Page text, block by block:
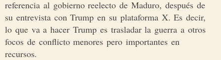
referencia al gobierno reelecto de Maduro, después de
su entrevista con Trump en su plataforma X. Es decir,
lo que va a hacer Trump es trasladar la guerra a otros
focos de conflicto menores pero importantes en
recursos.